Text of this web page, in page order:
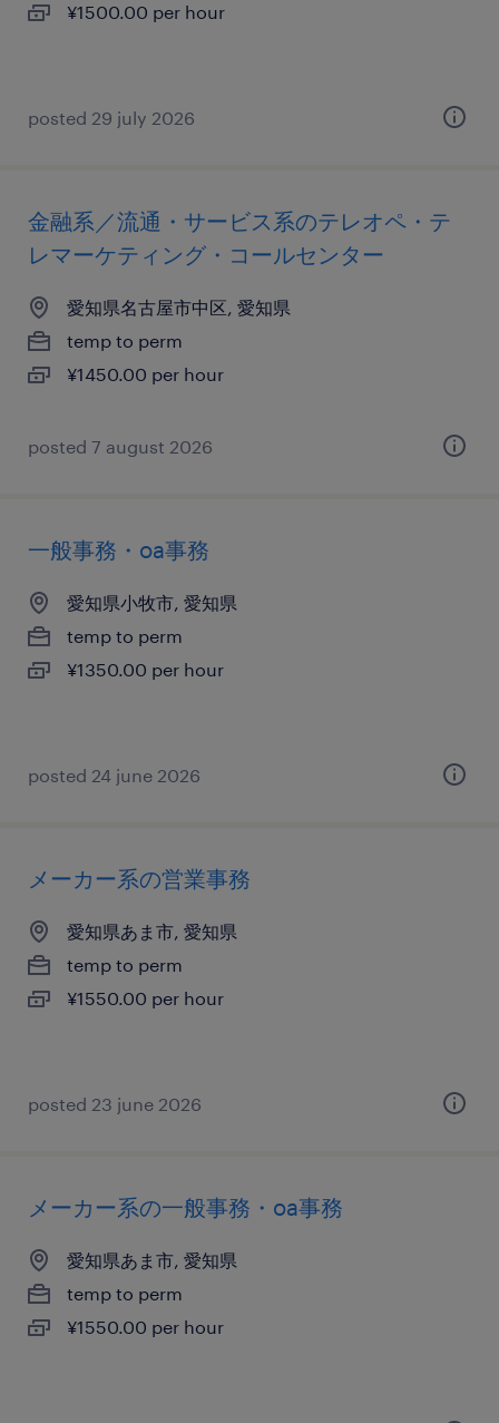
¥1500.00 per hour
posted 29 july 2026
金融系／流通・サービス系のテレオペ・テ
レマーケティング・コールセンター
愛知県名古屋市中区, 愛知県
temp to perm
¥1450.00 per hour
posted 7 august 2026
一般事務・oa事務
愛知県小牧市, 愛知県
temp to perm
¥1350.00 per hour
posted 24 june 2026
メーカー系の営業事務
愛知県あま市, 愛知県
temp to perm
¥1550.00 per hour
posted 23 june 2026
メーカー系の一般事務・oa事務
愛知県あま市, 愛知県
temp to perm
¥1550.00 per hour